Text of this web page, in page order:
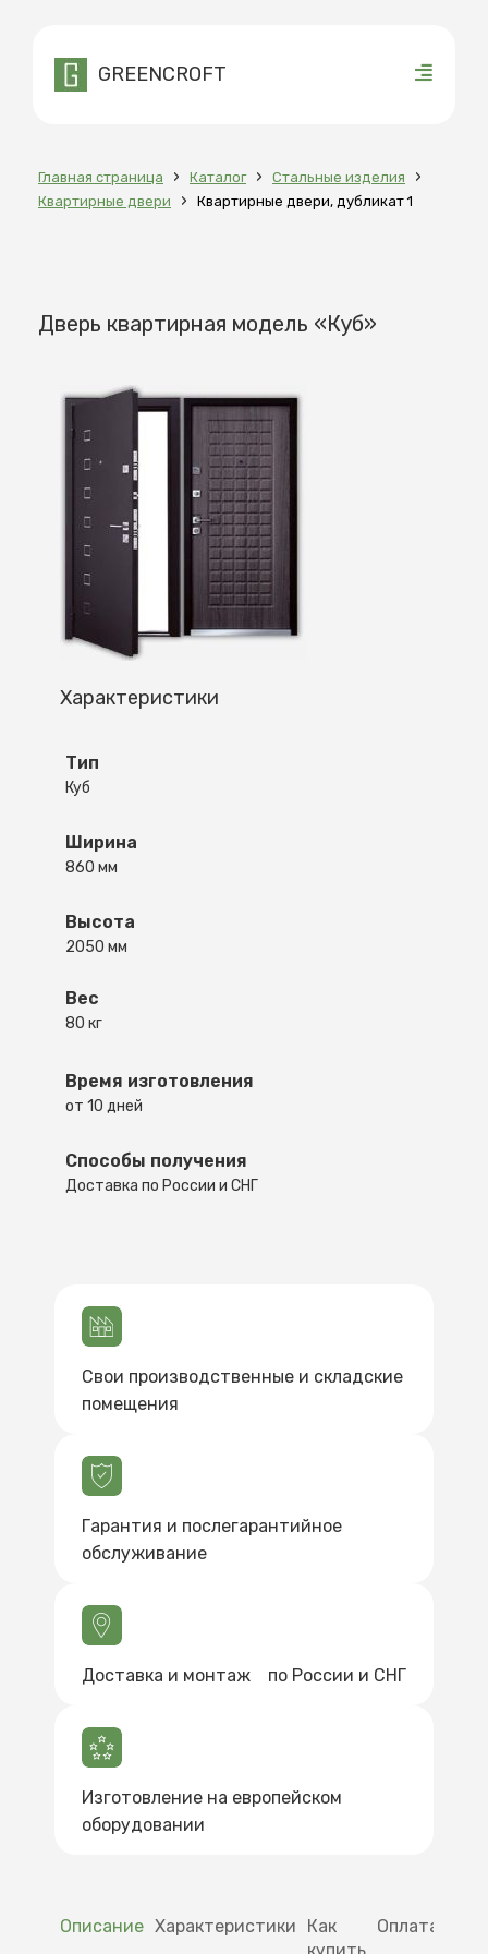
GREENCROFT
Главная страница › Каталог › Стальные изделия ›
Квартирные двери › Квартирные двери, дубликат 1
Дверь квартирная модель «Куб»
Характеристики
Тип
Куб
Ширина
860 мм
Высота
2050 мм
Вес
80 кг
Время изготовления
от 10 дней
Способы получения
Доставка по России и СНГ
Свои производственные и складские
помещения
Гарантия и послегарантийное
обслуживание
Доставка и монтаж по России и СНГ
Изготовление на европейском
оборудовании
Описание Характеристики
Как
Оплата